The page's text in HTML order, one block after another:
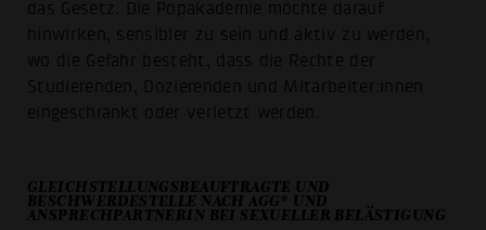
das Gesetz. Die Popakademie möchte darauf
hinwirken, sensibler zu sein und aktiv zu werden,
wo die Gefahr besteht, dass die Rechte der
Studierenden, Dozierenden und Mitarbeiter:innen
eingeschränkt oder verletzt werden.
GLEICHSTELLUNGSBEAUFTRAGTE UND
BESCHWERDESTELLE NACH AGG* UND
ANSPRECHPARTNERIN BEI SEXUELLER BELÄSTIGUNG